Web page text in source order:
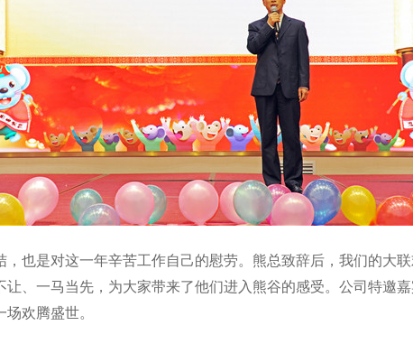
，也是对这一年辛苦工作自己的慰劳。熊总致辞后，我们的大
让、一马当先，为大家带来了他们进入熊谷的感受。公司特邀
欢腾盛世。